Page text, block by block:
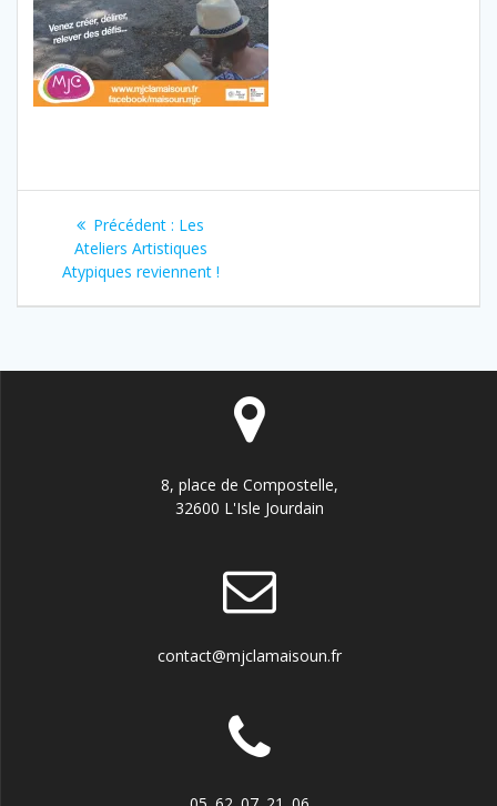
Navigation
l’article
Précédent : Article
précédent
:
Les
Ateliers Artistiques
Atypiques reviennent !
8, place de Compostelle,
32600 L'Isle Jourdain
contact@mjclamaisoun.fr